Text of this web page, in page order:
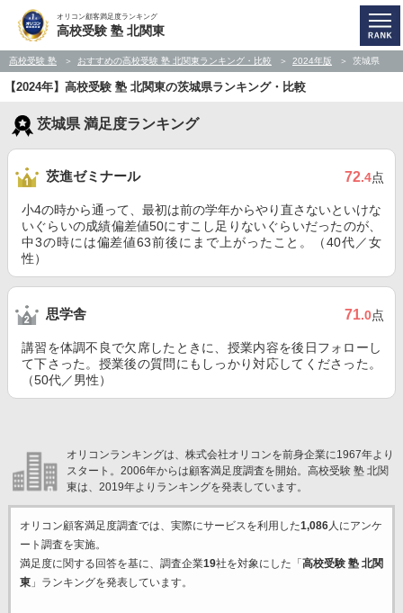
オリコン顧客満足度ランキング
高校受験 塾 北関東
高校受験 塾 おすすめの高校受験 塾 北関東ランキング・比較 2024年版 茨城県
【2024年】高校受験 塾 北関東の茨城県ランキング・比較
茨城県 満足度ランキング
茨進ゼミナール 72.4点
小4の時から通って、最初は前の学年からやり直さないといけな
いぐらいの成績偏差値50にすこし足りないぐらいだったのが、
中3の時には偏差値63前後にまで上がったこと。（40代／女
性）
思学舎 71.0点
講習を体調不良で欠席したときに、授業内容を後日フォローし
て下さった。授業後の質問にもしっかり対応してくださった。
（50代／男性）
オリコンランキングは、株式会社オリコンを前身企業に1967年より
スタート。2006年からは顧客満足度調査を開始。高校受験 塾 北関
東は、2019年よりランキングを発表しています。
オリコン顧客満足度調査では、実際にサービスを利用した1,086人にアンケ
ート調査を実施。
満足度に関する回答を基に、調査企業19社を対象にした「 高校受験 塾 北関
東」ランキングを発表しています。